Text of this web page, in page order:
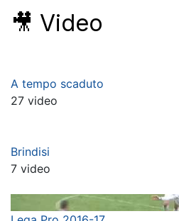
🎥 Video
A tempo scaduto
27 video
Brindisi
7 video